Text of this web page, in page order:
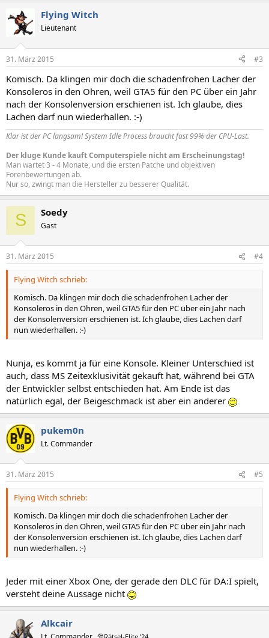
Flying Witch
Lieutenant
31. März 2015 #3
Komisch. Da klingen mir doch die schadenfrohen Lacher der
Konsoleros in den Ohren, weil GTA5 für den PC über ein Jahr
nach der Konsolenversion erschienen ist. Ich glaube, dies
Lachen darf nun wiederhallen. :-)
Klar ist der PC langsam! System Idle Process braucht fast 99% der CPU-Last.
Der kluge Kunde kauft Computerspiele nicht am Erscheinungstag!
Man wartet 3 - 4 Monate, und die ersten Patche und objektiven
Forenbewertungen ab.
Nur so, zwingt man die Hersteller zu besserer Qualität.
S Soedy
Gast
31. März 2015 #4
Flying Witch schrieb:
Komisch. Da klingen mir doch die schadenfrohen Lacher der
Konsoleros in den Ohren, weil GTA5 für den PC über ein Jahr nach
der Konsolenversion erschienen ist. Ich glaube, dies Lachen darf
nun wiederhallen. :-)
Nunja, es kommt ja für eine Konsole. Kleiner Unterschied ist
auch, dass MS Zeitexklusivität gekauft hat, während bei GTA
der Entwickler selbst entschieden hat. Am Ende ist das
natürlich egal, der Beigeschmack ist aber ein anderer
pukem0n
Lt. Commander
31. März 2015 #5
Flying Witch schrieb:
Komisch. Da klingen mir doch die schadenfrohen Lacher der
Konsoleros in den Ohren, weil GTA5 für den PC über ein Jahr nach
der Konsolenversion erschienen ist. Ich glaube, dies Lachen darf
nun wiederhallen. :-)
Jeder mit einer Xbox One, der gerade den DLC für DA:I spielt,
versteht deine Aussage nicht
Alkcair
🎅Rätsel-Elite ’24